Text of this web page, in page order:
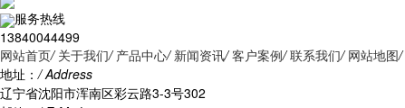
服务热线
13840044499
网站首页/ 关于我们/ 产品中心/ 新闻资讯/ 客户案例/ 联系我们/ 网站地图/
地址：/ Address
辽宁省沈阳市浑南区彩云路3-3号302